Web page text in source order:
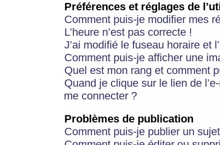
Préférences et réglages de
Comment puis-je modifier mes
L’heure n’est pas correcte !
J’ai modifié le fuseau horaire et
Comment puis-je afficher une
Quel est mon rang et comment
Quand je clique sur le lien de
me connecter ?
Problèmes de publication
Comment puis-je publier un